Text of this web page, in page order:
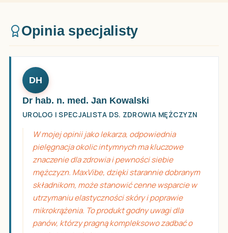
Opinia specjalisty
DH
Dr hab. n. med. Jan Kowalski
UROLOG I SPECJALISTA DS. ZDROWIA MĘŻCZYZN
W mojej opinii jako lekarza, odpowiednia
pielęgnacja okolic intymnych ma kluczowe
znaczenie dla zdrowia i pewności siebie
mężczyzn. MaxVibe, dzięki starannie dobranym
składnikom, może stanowić cenne wsparcie w
utrzymaniu elastyczności skóry i poprawie
mikrokrążenia. To produkt godny uwagi dla
panów, którzy pragną kompleksowo zadbać o